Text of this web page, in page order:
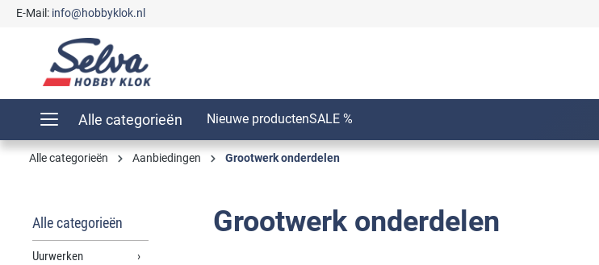
Ga naar de hoofdnavigatie
E-Mail: info@hobbyklok.nl
Alle categorieën Nieuwe productenSALE %
Alle categorieën Aanbiedingen Grootwerk onderdelen
Alle categorieën
Uurwerken
Grootwerk onderdelen